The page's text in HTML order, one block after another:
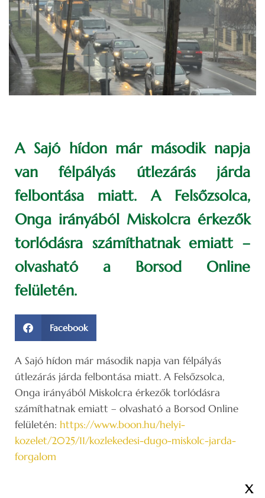
A Sajó hídon már második napja
van félpályás útlezárás járda
felbontása miatt. A Felsőzsolca,
Onga irányából Miskolcra érkezők
torlódásra számíthatnak emiatt –
olvasható a Borsod Online
felületén.
Facebook
A Sajó hídon már második napja van félpályás
útlezárás járda felbontása miatt. A Felsőzsolca,
Onga irányából Miskolcra érkezők torlódásra
számíthatnak emiatt – olvasható a Borsod Online
felületén: https://www.boon.hu/helyi-
kozelet/2025/11/kozlekedesi-dugo-miskolc-jarda-
forgalom
X